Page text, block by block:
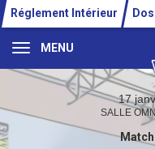
Réglement Intérieur
MENU
17
SALLE
Panneau de gestion des